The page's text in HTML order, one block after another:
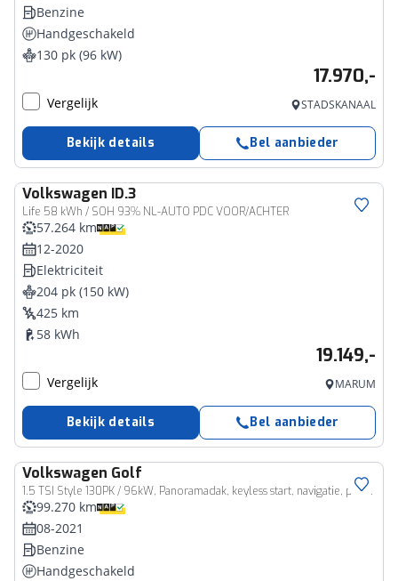
Benzine
Handgeschakeld
130 pk (96 kW)
17.970,-
Vergelijk STADSKANAAL
Bekijk details Bel aanbieder
Volkswagen ID.3
Life 58 kWh / SOH 93% NL-AUTO PDC VOOR/ACHTER
57.264 km
12-2020
Elektriciteit
204 pk (150 kW)
425 km
58 kWh
19.149,-
Vergelijk MARUM
Bekijk details Bel aanbieder
Volkswagen Golf
1.5 TSI Style 130PK / 96kW, Panoramadak, keyless start, navigatie, privacy glas, 17" 'Ventura' LMV, ErgoActive elektrisch verstelbare bestuurdersstoel met geheugen- en massagefunctie, 30 kleurige sfeerverlichting, draadloos Apple Carplay & Android Auto, parkeersensoren voor en achter (PDC), LED Plus koplampen, adaptieve cruise control (ACC), DAB+, elektrisch verstel- en verwarmbare buitenspiegels, 3-zone climatronic etc.
99.270 km
08-2021
Benzine
Handgeschakeld